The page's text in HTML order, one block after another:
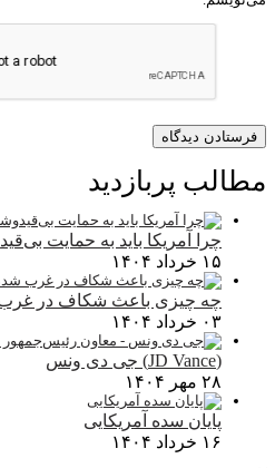
مطالب پربازدید
چرا آمریکا باید به حمایت
۱۵ خرداد ۱۴۰۴
چه چیزی باعث شکاف در
۰۳ خرداد ۱۴۰۴
(JD Vance) جی دی ونس
۲۸ مهر ۱۴۰۴
پایان سده آمریکایی
۱۶ خرداد ۱۴۰۴